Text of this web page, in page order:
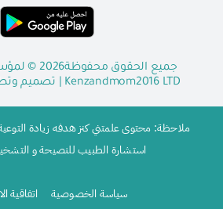
جميع الحقوق محفوظة2026 © لمؤسسة علمتني كنز -
Kenzandmom2016 LTD | تصميم
ملاحظة: محتوى علمتني كنز هدفه زيادة
استشارة الطبيب للنصيحة و
سياسة الخصوصية اتفاقية